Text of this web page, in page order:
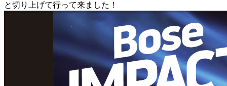
と切り上げて行って来ました！